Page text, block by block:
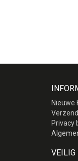
Nieuwe
Privacy
VEILIG